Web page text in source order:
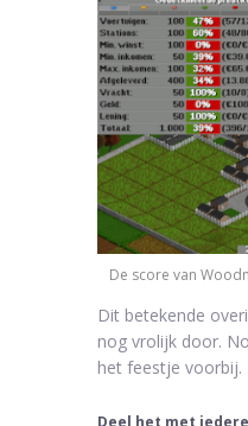
De score van
Dit betekende
nog vrolijk door.
het feestje voorbij.
Deel het met